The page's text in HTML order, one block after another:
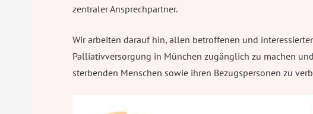
zentraler Ansprechpartner.
Wir arbeiten darauf hin, allen betroffenen und
Palliativversorgung in München zugänglich zu machen
sterbenden Menschen sowie ihren Bezugspersonen zu